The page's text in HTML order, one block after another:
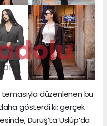
temasıyla düzenlenen bu
gösterdi ki; gerçek
Duruş’ta Üslûp’da